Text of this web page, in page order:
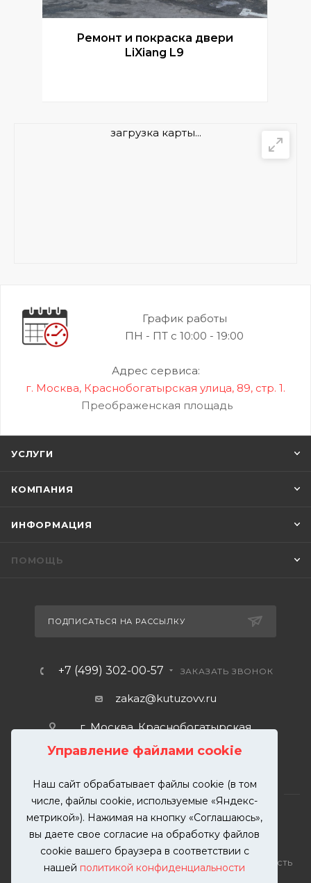
Управление файлами cookie
Наш сайт обрабатывает файлы cookie (в том
числе, файлы cookie, используемые «Яндекс-
метрикой»). Нажимая на кнопку «Соглашаюсь»,
вы даете свое согласие на обработку файлов
cookie вашего браузера в соответствии с
нашей политикой конфиденциальности
Ремонт и покраска двери
LiXiang L9
загрузка карты...
График работы
ПН - ПТ с 10:00 - 19:00
Адрес сервиса:
г. Москва, Краснобогатырская улица, 89, стр. 1.
Преображенская площадь
УСЛУГИ
КОМПАНИЯ
ИНФОРМАЦИЯ
ПОМОЩЬ
ПОДПИСАТЬСЯ НА РАССЫЛКУ
+7 (499) 302-00-57 ЗАКАЗАТЬ ЗВОНОК
zakaz@kutuzovv.ru
г. Москва, Краснобогатырская
2026 © KUTUZOVV | Кузовной ремонт и покраска
автомобилей. Вся информация на сайте – собственность